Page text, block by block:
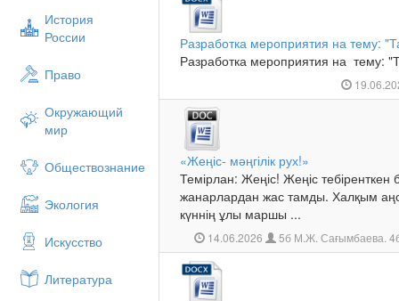
История
России
Право
Окружающий
мир
Обществознание
Экология
Искусство
Литература
Разработка мероприятия на тему:
Разработка мероприятия на тему:
«Жеңіс- мәңгілік рух!»
Темірлан: Жеңіс! Жеңіс
жанарлардан жас тамды. Халқым
күннің ұлы маршы ...
14.06.2026 5б М.Ж. Сағымбаева.